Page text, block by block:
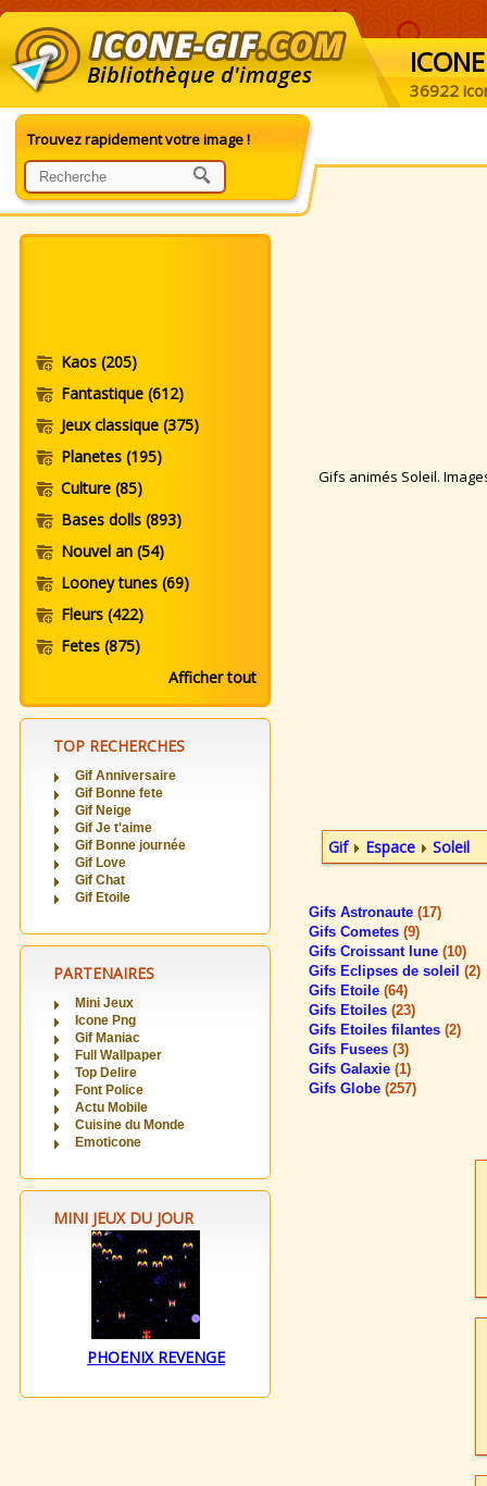
Bibliothèque d'images ICONE
36922
Trouvez rapidement votre image !
Kaos (205)
Fantastique (612)
Jeux classique (375)
Planetes (195)
Culture (85)
Bases dolls (893)
Nouvel an (54)
Looney tunes (69)
Fleurs (422)
Fetes (875)
Afficher tout
TOP RECHERCHES
Gif Anniversaire
Gif Bonne fete
Gif Neige
Gif Je t'aime
Gif Bonne journée
Gif Love
Gif Chat
Gif Etoile
PARTENAIRES
Mini Jeux
Icone Png
Gif Maniac
Full Wallpaper
Top Delire
Font Police
Actu Mobile
Cuisine du Monde
Emoticone
MINI JEUX DU JOUR
PHOENIX REVENGE
Gifs animés Soleil.
Gif Espace Soleil
Gifs Astronaute (17)
Gifs Cometes (9)
Gifs Croissant lune (10)
Gifs Eclipses de soleil (2)
Gifs Etoile (64)
Gifs Etoiles (23)
Gifs Etoiles filantes (2)
Gifs Fusees (3)
Gifs Galaxie (1)
Gifs Globe (257)